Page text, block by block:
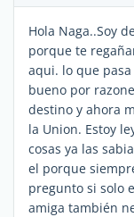
Hola Naga..Soy
porque te
aqui. lo que
bueno por
destino y ahora
la Union. Estoy
cosas ya las
el porque
pregunto si solo
amiga también